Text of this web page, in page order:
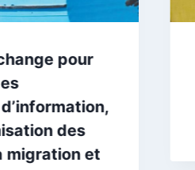
pour
des
migration et